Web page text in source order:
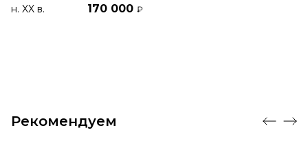
н. XX в. 170 000 ₽
Рекомендуем